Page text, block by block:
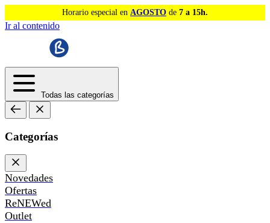
Horario especial en AGOSTO de 7 a 15h.
Ir al contenido
Todas las categorías
Categorías
Novedades
Ofertas
ReNEWed
Outlet